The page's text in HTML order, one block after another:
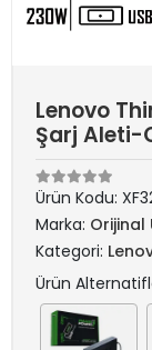
Lenovo
Şarj Aleti-
Ürün Kodu:
Marka: Orijinal
Kategori:
Ürün